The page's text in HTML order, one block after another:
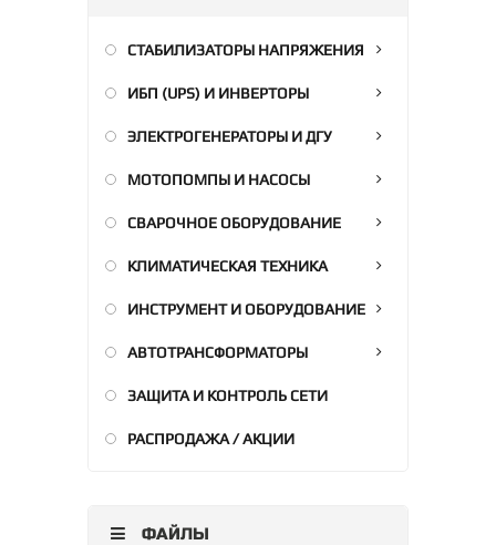
СТАБИЛИЗАТОРЫ НАПРЯЖЕНИЯ
ИБП (UPS) И ИНВЕРТОРЫ
ЭЛЕКТРОГЕНЕРАТОРЫ И ДГУ
МОТОПОМПЫ И НАСОСЫ
СВАРОЧНОЕ ОБОРУДОВАНИЕ
КЛИМАТИЧЕСКАЯ ТЕХНИКА
ИНСТРУМЕНТ И ОБОРУДОВАНИЕ
АВТОТРАНСФОРМАТОРЫ
ЗАЩИТА И КОНТРОЛЬ СЕТИ
РАСПРОДАЖА / АКЦИИ
ФАЙЛЫ